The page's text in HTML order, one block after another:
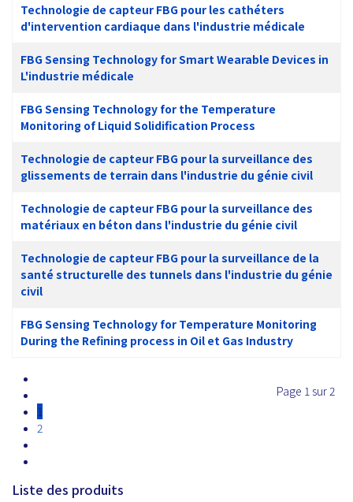
Technologie de capteur FBG pour les cathéters
d'intervention cardiaque dans l'industrie médicale
FBG Sensing Technology for Smart Wearable Devices in
L'industrie médicale
FBG Sensing Technology for the Temperature
Monitoring of Liquid Solidification Process
Technologie de capteur FBG pour la surveillance des
glissements de terrain dans l'industrie du génie civil
Technologie de capteur FBG pour la surveillance des
matériaux en béton dans l'industrie du génie civil
Technologie de capteur FBG pour la surveillance de la
santé structurelle des tunnels dans l'industrie du génie
civil
FBG Sensing Technology for Temperature Monitoring
During the Refining process in Oil et Gas Industry
Page 1 sur 2
1
2
Liste des produits